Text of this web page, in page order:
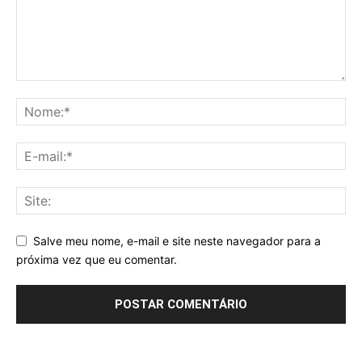
Salve meu nome, e-mail e site neste navegador para a
próxima vez que eu comentar.